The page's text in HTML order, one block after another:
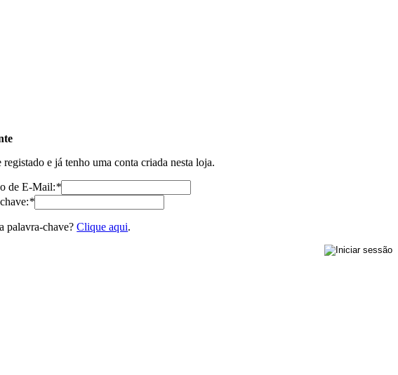
registado e já tenho uma conta criada nesta loja.
de E-Mail:*
*
palavra-chave?Clique aqui.